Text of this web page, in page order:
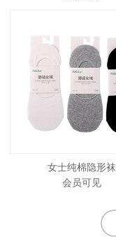
女士纯棉隐形袜
会员可见